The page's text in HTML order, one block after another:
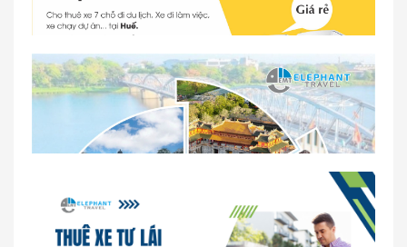
Dịch vụ thuê xe 16 chỗ tại Huế 2026